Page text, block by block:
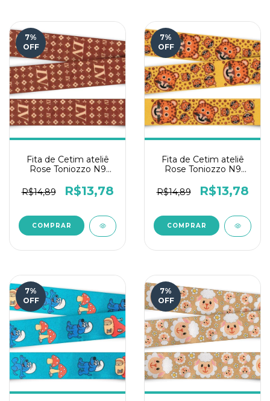
7%
OFF
Fita de Cetim ateliê
Rose Toniozzo N9
R$14,89
R$13,78
7%
OFF
Fita de Cetim ateliê
Rose Toniozzo N9
R$14,89
R$13,78
7%
OFF
7%
OFF